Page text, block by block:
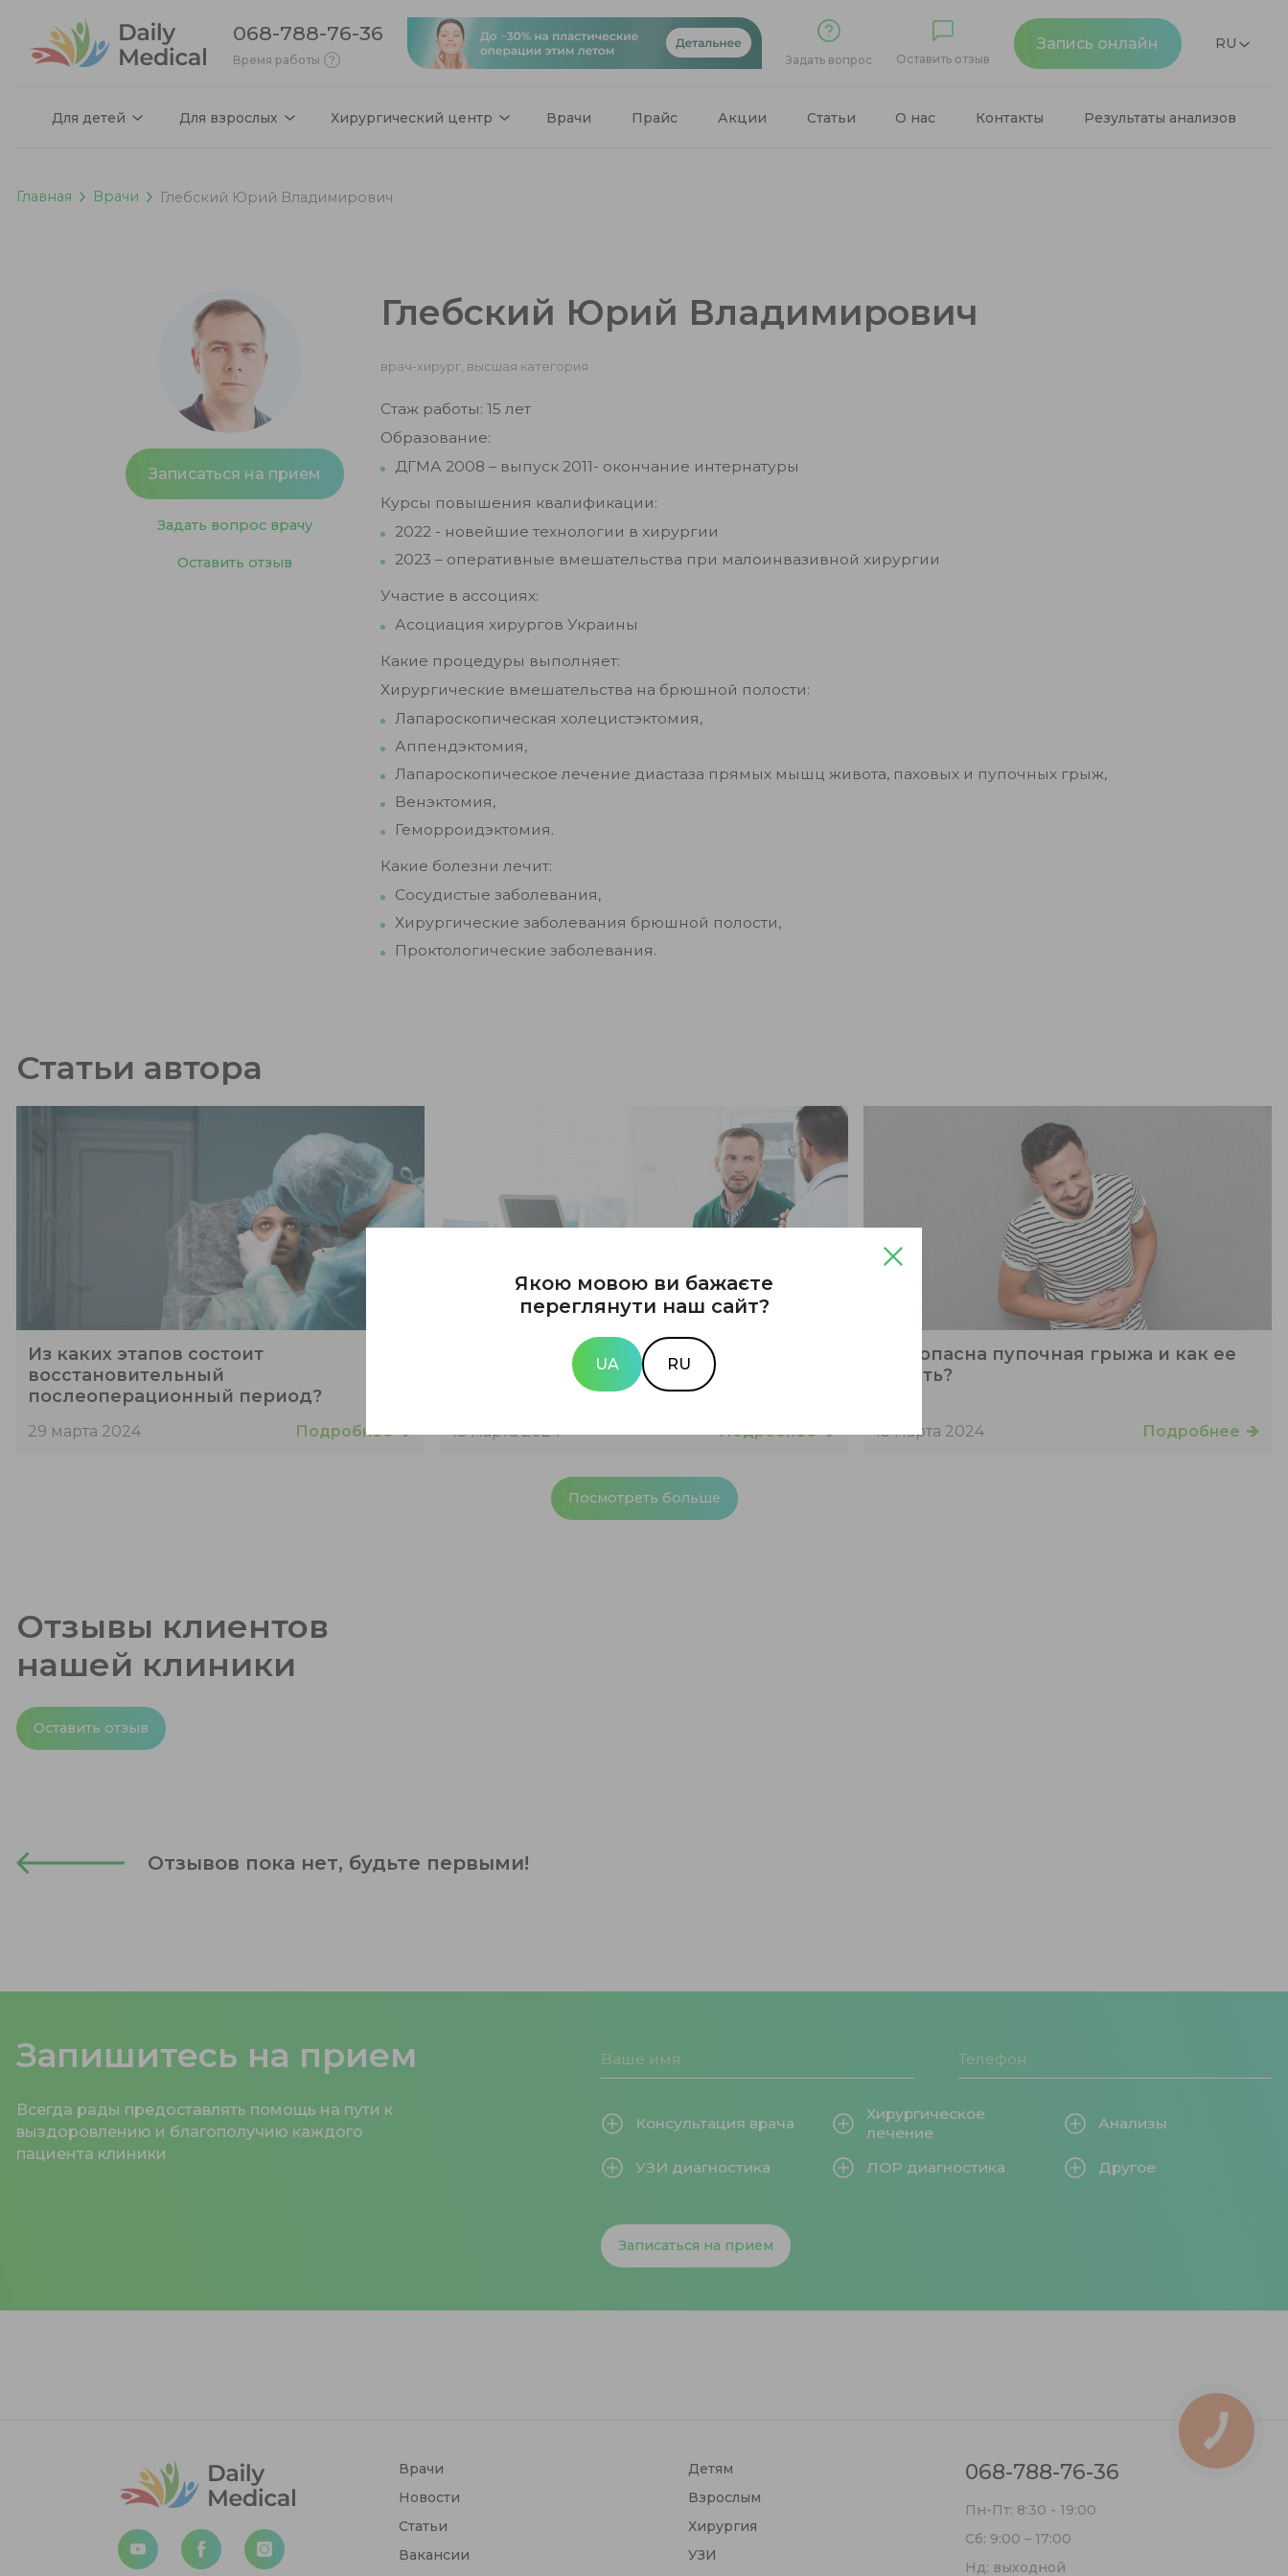
068-788-76-36
Время работы Задать вопрос Оставить отзыв
Запись онлайн RU
Для детей Для взрослых Хирургический центр Врачи Прайс Акции Статьи О нас Контакты Результаты анализов
Главная Врачи Глебский Юрий Владимирович
Записаться на прием
Задать вопрос врачу
Оставить отзыв
Глебский Юрий Владимирович
врач-хирург, высшая категория
Стаж работы: 15 лет
Образование:
ДГМА 2008 – выпуск 2011- окончание интернатуры
Курсы повышения квалификации:
2022 - новейшие технологии в хирургии
2023 – оперативные вмешательства при малоинвазивной хирургии
Участие в ассоциях:
Асоциация хирургов Украины
Какие процедуры выполняет:
Хирургические вмешательства на брюшной полости:
Лапароскопическая холецистэктомия,
Аппендэктомия,
Лапароскопическое лечение диастаза прямых мышц живота, паховых и пупочных грыж,
Венэктомия,
Геморроидэктомия.
Какие болезни лечит:
Сосудистые заболевания,
Хирургические заболевания брюшной полости,
Проктологические заболевания.
Статьи автора
Из каких этапов состоит
восстановительный
послеоперационный период?
29 марта 2024 Подробнее
В каких случаях обращаются к
оперативной проктологии?
13 марта 2024 Подробнее
Чем опасна пупочная грыжа и как ее
лечить?
13 марта 2024 Подробнее
Посмотреть больше
Отзывы клиентов
нашей клиники
Оставить отзыв
Отзывов пока нет, будьте первыми!
Запишитесь на прием
Всегда рады предоставлять помощь на пути к
выздоровлению и благополучию каждого
пациента клиники
Консультация врача
Хирургическое
лечение
Анализы
УЗИ диагностика ЛОР диагностика Другое
Записаться на прием
Врачи
Новости
Статьи
Вакансии
Детям
Взрослым
Хирургия
УЗИ
068-788-76-36
Пн-Пт: 8:30 - 19:00
Сб: 9:00 – 17:00
Нд: выходной
Якою мовою ви бажаєте
переглянути наш сайт?
UA RU
КНОПКА
СВЯЗИ